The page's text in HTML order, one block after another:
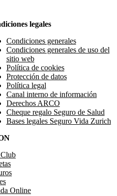
legales
Condiciones generales
Condiciones generales de uso del
sitio web
Política de cookies
Protección de datos
Política legal
Canal interno de información
Derechos ARCO
Cheque regalo Seguro de Salud
Bases legales Seguro Vida Zurich
Online